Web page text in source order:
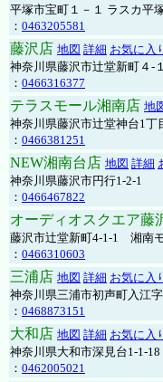
平塚市宝町１－１ ラスカ平
： 0463205581
藤沢店 地図 詳細 お気に入
神奈川県藤沢市辻堂新町４-
： 0466316377
テラスモール湘南店 地
神奈川県藤沢市辻堂神台1丁
： 0466381251
NEW湘南台店 地図 詳細
神奈川県藤沢市円行1-2-1
： 0466467822
オーディオスクエア藤
藤沢市辻堂新町4-1-1 湘南
： 0466310603
三浦店 地図 詳細 お気に入
神奈川県三浦市初声町入江
： 0468873151
大和店 地図 詳細 お気に入
神奈川県大和市深見台1-1-18
： 0462005021